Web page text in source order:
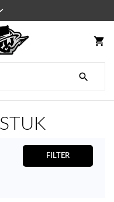
shopping_cart

FILTER